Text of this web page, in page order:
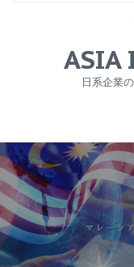
ニュース
労務サービス
プライバシーポリ
お問合せ
ASIA
日系企業